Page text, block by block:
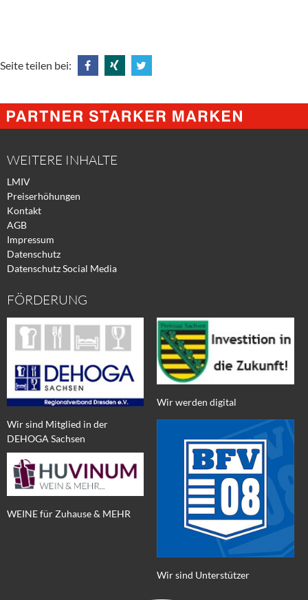
Seite teilen bei:
@
Facebook
@
Xing
@
Twitter
WEITERE INHALTE
LMIV
Preiserhöhungen
Kontakt
AGB
Impressum
Datenschutz
Datenschutz Social Media
FÖRDERUNG
Wir sind Mitglied in der
DEHOGA Sachsen
WEINE für Zuhause & MEHR
Wir werden digital
Wir sind Unterstützer